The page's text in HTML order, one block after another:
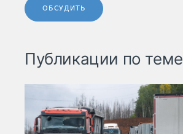
ОБСУДИТЬ
Публикации по теме